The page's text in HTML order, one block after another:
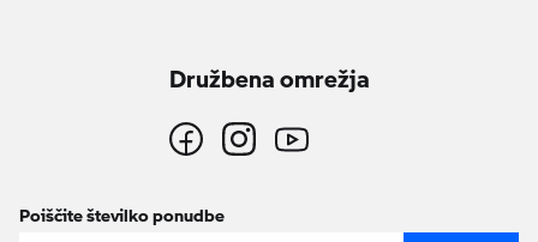
Družbena omrežja
Poiščite številko ponudbe